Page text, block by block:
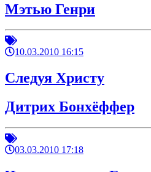
Мэтью Генри
10.03.2010 16:15
Следуя Христу
Дитрих Бонхёффер
03.03.2010 17:18